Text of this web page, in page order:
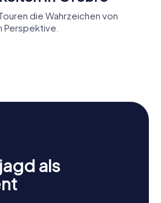
die Wahrzeichen von
Perspektive.
als